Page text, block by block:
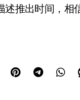
述推出时间，